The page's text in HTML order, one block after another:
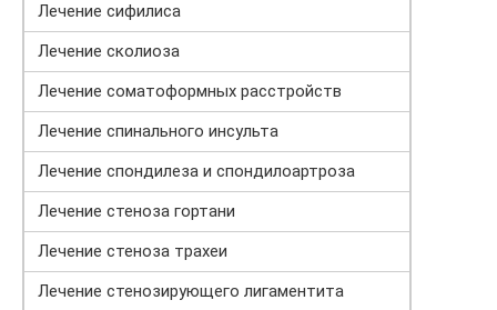
Лечение сифилиса
Лечение сколиоза
Лечение соматоформных расстройств
Лечение спинального инсульта
Лечение спондилеза и спондилоартроза
Лечение стеноза гортани
Лечение стеноза трахеи
Лечение стенозирующего лигаментита